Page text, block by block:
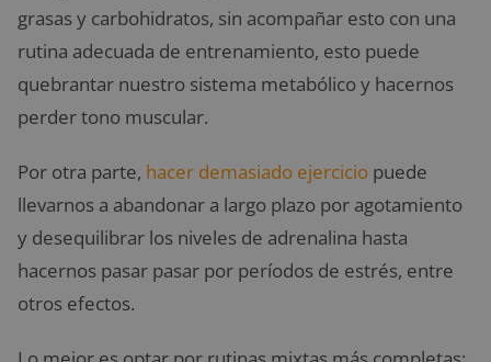
grasas y carbohidratos, sin acompañar esto con una
rutina adecuada de entrenamiento, esto puede
quebrantar nuestro sistema metabólico y hacernos
perder tono muscular.
Por otra parte, hacer demasiado ejercicio puede
llevarnos a abandonar a largo plazo por agotamiento
y desequilibrar los niveles de adrenalina hasta
hacernos pasar pasar por períodos de estrés, entre
otros efectos.